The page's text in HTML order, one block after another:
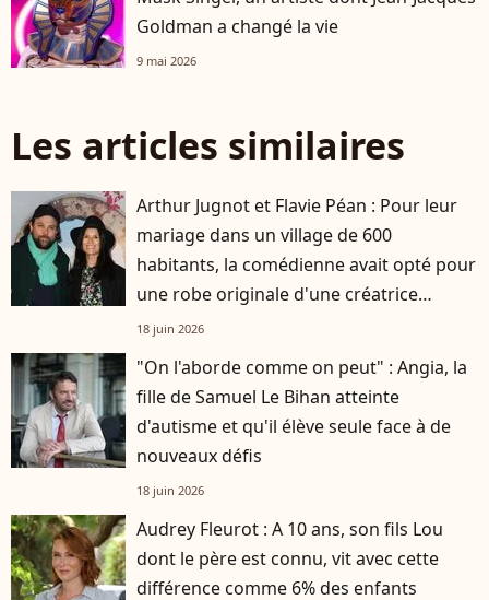
Goldman a changé la vie
9 mai 2026
Les articles similaires
Arthur Jugnot et Flavie Péan : Pour leur
mariage dans un village de 600
habitants, la comédienne avait opté pour
une robe originale d'une créatrice
française
18 juin 2026
"On l'aborde comme on peut" : Angia, la
fille de Samuel Le Bihan atteinte
d'autisme et qu'il élève seule face à de
nouveaux défis
18 juin 2026
Audrey Fleurot : A 10 ans, son fils Lou
dont le père est connu, vit avec cette
différence comme 6% des enfants